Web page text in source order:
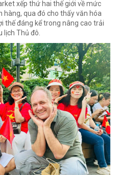
xếp thứ hai thế giới về mức
qua đó cho thấy văn hóa
thế đáng kể trong nâng cao trải
lịch Thủ đô.